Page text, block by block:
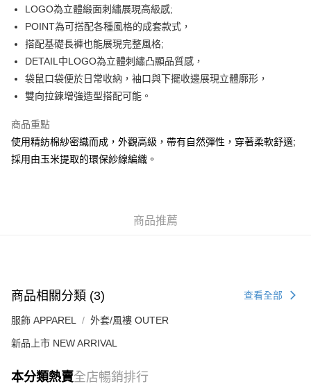
WeChat Pay
送貨方式
每筆HK$50.00，滿HK$499.00或以上免運費
送貨上門免運優惠
LOGO為立體緞面刺繡展現高級感;
POINT為可搭配各種風格的成套款式，
搭配基礎長褲也能展現完整風格;
DETAIL中LOGO為立體刺繡凸顯品質感，
袋鼠口袋便於日常收納，袖口與下擺收邊展現立體廓形，
雙向拉鍊增強造型搭配可能。
商品重點
使用精紡棉紗密織而成，外觀高級，帶有自然彈性，穿著柔軟舒適;
採用由玉米提取的環保紗線編織。
商品推薦
商品相關分類 (3) 查看全部
服飾 APPAREL 外套/風褸 OUTER
新品上市 NEW ARRIVAL
本分類熱賣全店暢銷排行